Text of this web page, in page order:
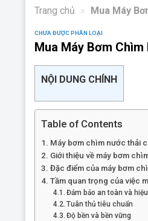
Trang chủ » Mua Máy
CHƯA ĐƯỢC PHÂN LOẠI
Mua Máy Bơm
NỘI DUNG CHÍNH
Table of Contents
Máy bơm chìm nước thải
Giới thiệu về máy bơm
Đặc điểm của máy bơm
Tầm quan trọng của việc
Đảm bảo an toàn và
Tuân thủ tiêu chuẩn
Độ bền và bền vững